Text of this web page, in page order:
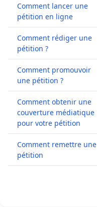
Comment lancer une
pétition en ligne
Comment rédiger une
pétition ?
Comment promouvoir
une pétition ?
Comment obtenir une
couverture médiatique
pour votre pétition
Comment remettre une
pétition